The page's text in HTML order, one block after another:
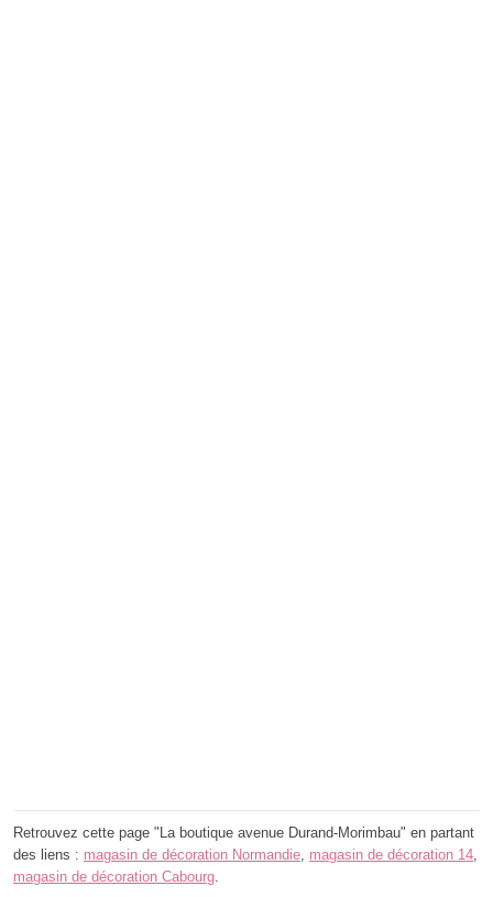
Retrouvez cette page "La boutique avenue Durand-Morimbau" en partant
des liens : magasin de décoration Normandie, magasin de décoration 14,
magasin de décoration Cabourg.